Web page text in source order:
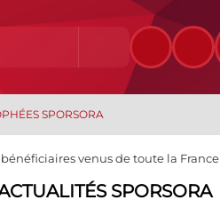
SPORSORA
venus de toute la France
SPORSORA